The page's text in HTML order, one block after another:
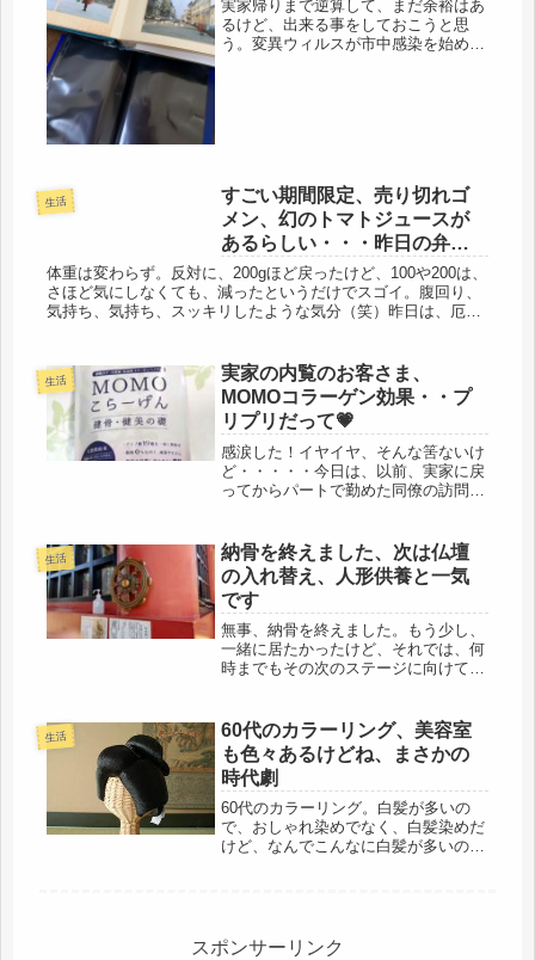
実家帰りまで逆算して、まだ余裕はあ
るけど、出来る事をしておこうと思
う。変異ウィルスが市中感染を始めた
生活
すごい期間限定、売り切れゴ
メン、幻のトマトジュースが
あるらしい・・・昨日の弁
当・夜ごはん。刺身サラダ
体重は変わらず。反対に、200gほど戻ったけど、100や200は、
さほど気にしなくても、減ったというだけでスゴイ。腹回り、
気持ち、気持ち、スッキリしたような気分（笑）昨日は、厄介
生活
実家の内覧のお客さま、
MOMOコラーゲン効果・・プ
リプリだって💗
感涙した！イヤイヤ、そんな筈ないけ
ど・・・・・今日は、以前、実家に戻
ってからパートで勤めた同僚の訪問、
いるとのこと。彼女は、恐ろしく、料
理が上手で、随分と教えてもらった。
以...
生活
納骨を終えました、次は仏壇
の入れ替え、人形供養と一気
です
無事、納骨を終えました。もう少し、
一緒に居たかったけど、それでは、何
時までもその次のステージに向けて進
ら。母は、一人っ子で、いつも父が守
っていたのに、その死後は、30年間、
一...
生活
60代のカラーリング、美容室
も色々あるけどね、まさかの
時代劇
60代のカラーリング。白髪が多いの
で、おしゃれ染めでなく、白髪染めだ
けど、なんでこんなに白髪が多いのだ
ら。...
スポンサーリンク